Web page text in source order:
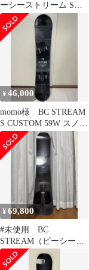
ーシーストリーム S
Custom エス カスタム
メンズ レディース 国産
ツイン カービング スノ
ーボード 板 2026
¥46,000
momo様 BC STREAM
S CUSTOM 59W スノー
ボード
¥69,800
#未使用 BC
STREAM（ビーシース
トリーム） BRAH 151